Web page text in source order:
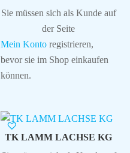
Sie müssen sich als Kunde auf
der Seite
Mein Konto registrieren,
bevor sie im Shop einkaufen
können.
TK LAMM LACHSE KG